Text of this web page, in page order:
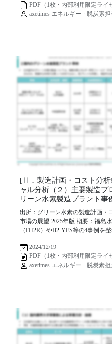
PDF（1枚・内部利用限定ライ
axetimes エネルギー・脱炭素担
[Ⅱ．製造計画・コスト分
ャル分析（２）主要製造
リーン水素製造プラント事
出所：グリーン水素の製造計画・
市場の展望 2025年版 概要：福島
（FH2R）やH2-YES等の4事例を
2024/12/19
PDF（1枚・内部利用限定ライ
axetimes エネルギー・脱炭素担